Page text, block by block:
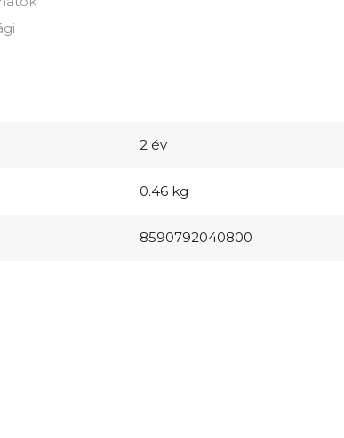
2 év
0.46 kg
8590792040800